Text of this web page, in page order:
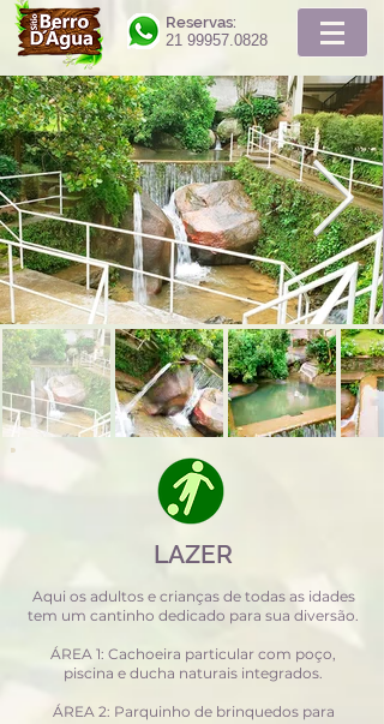
Reservas:
21 99957.0828
LAZER
Aqui os adultos e crianças de todas as idades
tem um cantinho dedicado para sua diversão.
ÁREA 1: Cachoeira particular com poço,
piscina e ducha naturais integrados.
ÁREA 2: Parquinho de brinquedos para